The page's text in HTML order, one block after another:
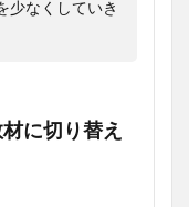
少なくしていき
に切り替え